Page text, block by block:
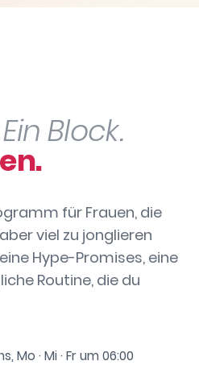
Ein Block.
für Frauen, die
viel zu jonglieren
Hype-Promises, eine
Routine, die du
Mo · Mi · Fr um 06:00